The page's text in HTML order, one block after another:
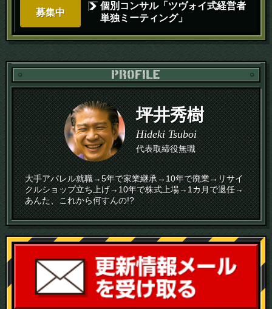
募集中
個別コンサル「ツヴォイ式経営者
単独ミーティング」
坪井秀樹
Hideki Tsuboi
代表取締役無職
大手アパレル就職→5年で家業継承→10年で廃業→リサイ
クルショップ立ち上げ→10年で株式上場→1カ月で退任→
あんた、これから何すんの!?